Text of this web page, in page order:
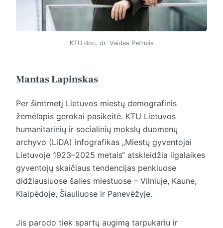
KTU doc. dr. Vaidas Petrulis
Mantas Lapinskas
Per šimtmetį Lietuvos miestų demografinis
žemėlapis gerokai pasikeitė. KTU Lietuvos
humanitarinių ir socialinių mokslų duomenų
archyvo (LiDA) infografikas „Miestų gyventojai
Lietuvoje 1923–2025 metais“ atskleidžia ilgalaikes
gyventojų skaičiaus tendencijas penkiuose
didžiausiuose šalies miestuose – Vilniuje, Kaune,
Klaipėdoje, Šiauliuose ir Panevėžyje.
Jis parodo tiek spartų augimą tarpukariu ir